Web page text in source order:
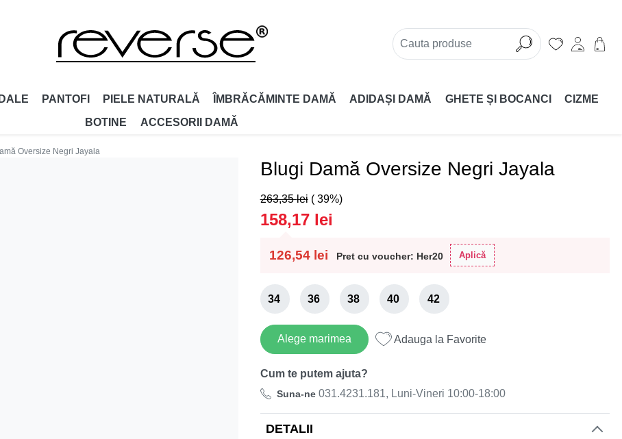
PANTOFI PIELE NATURALĂ ÎMBRĂCĂMINTE DAMĂ ADIDAȘI DAMĂ GHETE ȘI BOCANCI
CIZME
BOTINE
ACCESORII DAMǍ
Oversize Negri Jayala
Blugi Damă Oversize Negri Jayala
126,54 lei Pret cu voucher: Her20 Aplică
158,17 lei
263,35lei ( 39%)
34 36 38 40 42
Alege marimea Adauga la Favorite
Cum te putem ajuta?
Suna-ne031.4231.181, Luni-Vineri 10:00-18:00
DETALII